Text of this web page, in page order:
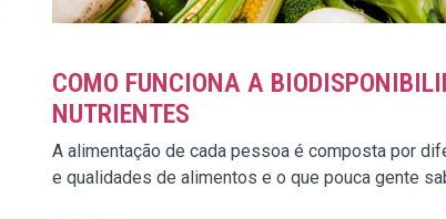
COMO FUNCIONA A
NUTRIENTES
A alimentação de cada pessoa é composta por
e qualidades de alimentos e o que pouca gente